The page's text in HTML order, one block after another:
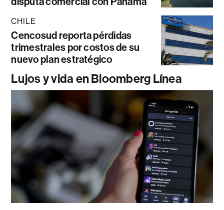
CHILE
Cencosud reporta pérdidas
trimestrales por costos de su
nuevo plan estratégico
Lujos y vida en Bloomberg Línea